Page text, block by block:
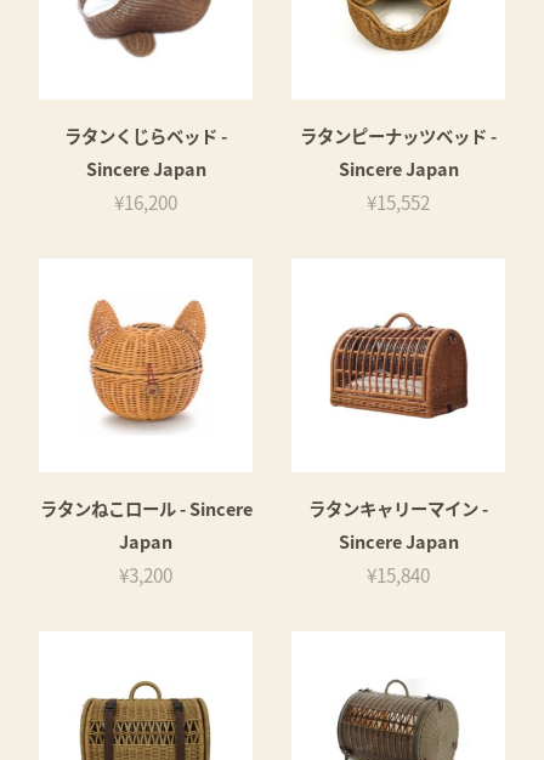
ラタンくじらベッド -
Sincere Japan
¥16,200
ラタンピーナッツベッド -
Sincere Japan
¥15,552
ラタンねこロール - Sincere
Japan
¥3,200
ラタンキャリーマイン -
Sincere Japan
¥15,840